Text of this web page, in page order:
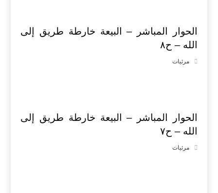
الحوار المباشر – البيعة خارطة طريق إلى
الله – ح٨
مرئيات
الحوار المباشر – البيعة خارطة طريق إلى
الله – ح٧
مرئيات